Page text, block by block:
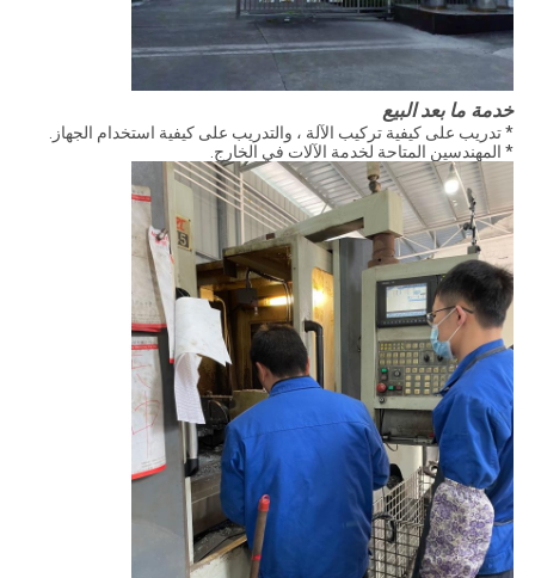
خدمة ما بعد البيع
* تدريب على كيفية تركيب الآلة ، والتدريب على كيفية استخدام الجهاز.
* المهندسين المتاحة لخدمة الآلات في الخارج.